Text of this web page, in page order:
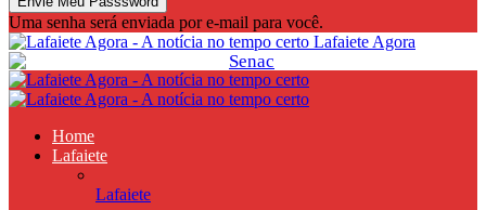
Uma senha será enviada por e-mail para você.
Lafaiete Agora
Home
Lafaiete
Lafaiete